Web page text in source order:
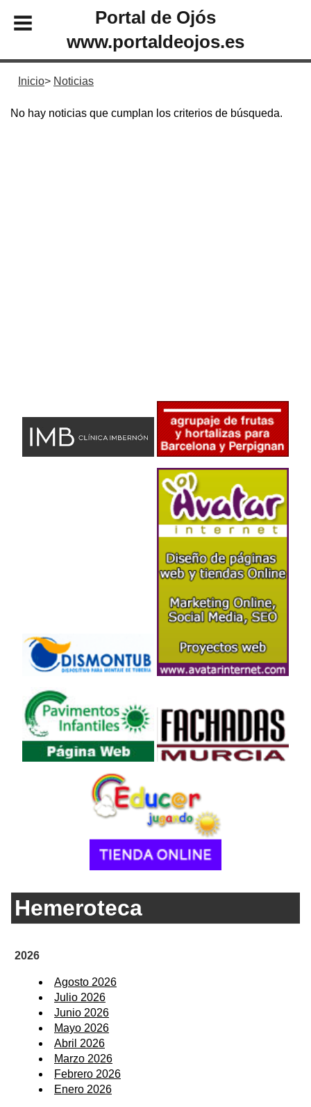
Portal de Ojós
www.portaldeojos.es
Inicio Noticias
No hay noticias que cumplan los criterios de búsqueda.
Hemeroteca
2026
Agosto 2026
Julio 2026
Junio 2026
Mayo 2026
Abril 2026
Marzo 2026
Febrero 2026
Enero 2026